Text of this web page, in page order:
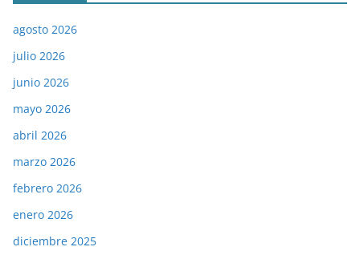
agosto 2026
julio 2026
junio 2026
mayo 2026
abril 2026
marzo 2026
febrero 2026
enero 2026
diciembre 2025